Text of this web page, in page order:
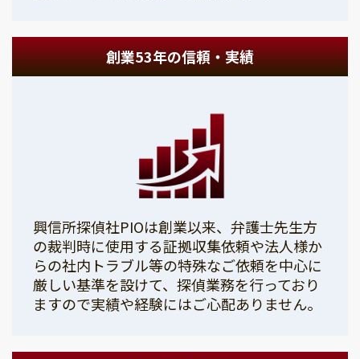
創業53年の信頼・実績
興信所探偵社PIOは創業以来、弁護士先生方
の裁判時に使用する証拠収集依頼や法人様か
らの社内トラブル等の特殊なご依頼を中心に
厳しい基準を設けて、探偵業務を行っており
ますので実績や経験にはご心配ありません。